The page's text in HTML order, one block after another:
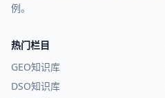
例。
热门栏目
GEO知识库
DSO知识库